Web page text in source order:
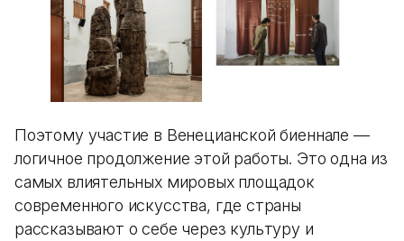
Поэтому участие в Венецианской биеннале —
логичное продолжение этой работы. Это одна из
самых влиятельных мировых площадок
современного искусства, где страны
рассказывают о себе через культуру и